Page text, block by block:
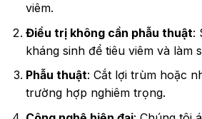
viêm.
Điều trị không cần phẫu thuật:
kháng sinh để tiêu viêm và làm
Phẫu thuật: Cắt lợi trùm hoặc
trường hợp nghiêm trọng.